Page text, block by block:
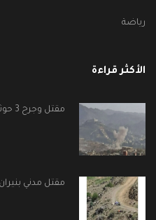
رياضة
الأكثر قراءة
مقتل وجرح 3 حوثيين في اشتباكات غرب تعز
مقتل مدني